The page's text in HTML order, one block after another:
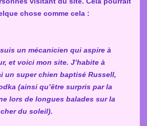
chose comme cela :
un mécanicien qui aspire à
et voici mon site. J’habite à
un super chien baptisé Russell,
(ainsi qu’être surpris par la
lors de longues balades sur la
du soleil).